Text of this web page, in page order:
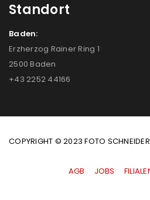
Standort
Baden:
Erzherzog Rainer Ring 1
2500 Baden
+43 2252 44166
COPYRIGHT © 2023 FOTO
AGB JOBS